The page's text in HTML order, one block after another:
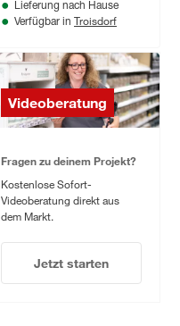
Lieferung nach Hause
Verfügbar in Troisdorf
Videoberatung
Fragen zu deinem Projekt?
Kostenlose Sofort-
Videoberatung direkt aus
dem Markt.
Jetzt starten